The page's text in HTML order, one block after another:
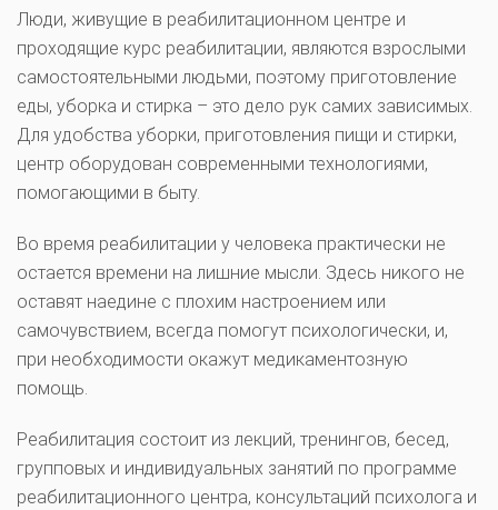
Люди, живущие в реабилитационном центре и
проходящие курс реабилитации, являются взрослыми
самостоятельными людьми, поэтому приготовление
еды, уборка и стирка – это дело рук самих зависимых.
Для удобства уборки, приготовления пищи и стирки,
центр оборудован современными технологиями,
помогающими в быту.
Во время реабилитации у человека практически не
остается времени на лишние мысли. Здесь никого не
оставят наедине с плохим настроением или
самочувствием, всегда помогут психологически, и,
при необходимости окажут медикаментозную
помощь.
Реабилитация состоит из лекций, тренингов, бесед,
групповых и индивидуальных занятий по программе
реабилитационного центра, консультаций психолога и